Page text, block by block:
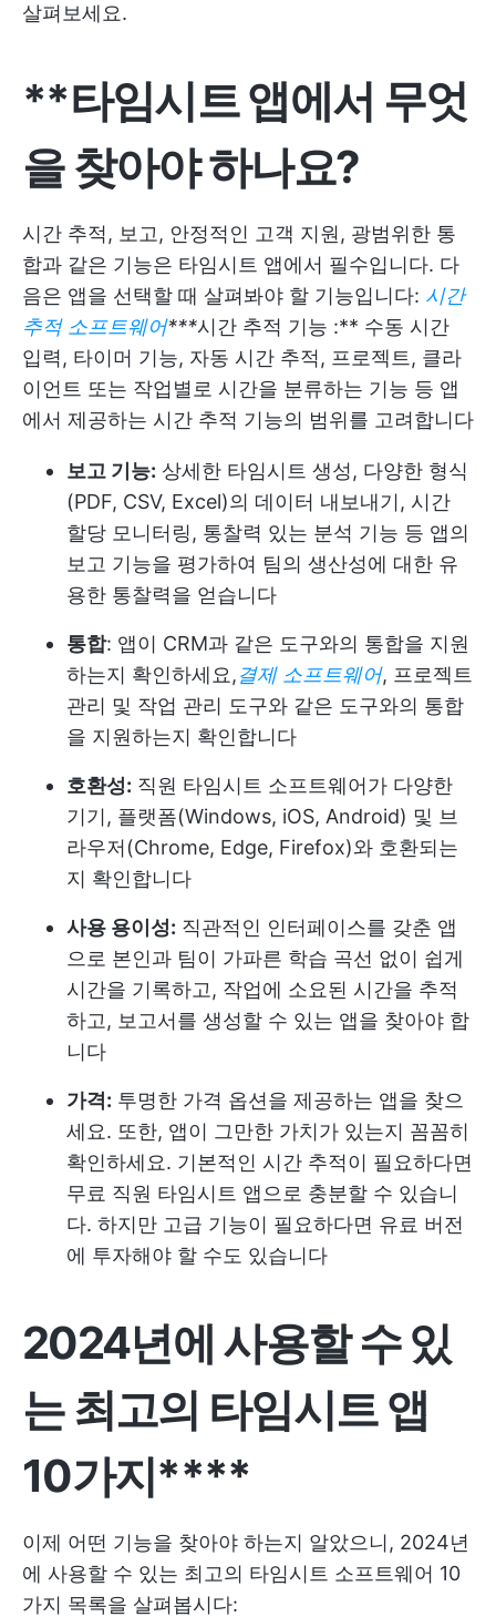
살펴보세요.
**타임시트 앱에서 무엇
을 찾아야 하나요?
시간 추적, 보고, 안정적인 고객 지원, 광범위한 통
합과 같은 기능은 타임시트 앱에서 필수입니다. 다
음은 앱을 선택할 때 살펴봐야 할 기능입니다: 시간
추적 소프트웨어***시간 추적 기능 :** 수동 시간
입력, 타이머 기능, 자동 시간 추적, 프로젝트, 클라
이언트 또는 작업별로 시간을 분류하는 기능 등 앱
에서 제공하는 시간 추적 기능의 범위를 고려합니다
보고 기능: 상세한 타임시트 생성, 다양한 형식
(PDF, CSV, Excel)의 데이터 내보내기, 시간
할당 모니터링, 통찰력 있는 분석 기능 등 앱의
보고 기능을 평가하여 팀의 생산성에 대한 유
용한 통찰력을 얻습니다
통합: 앱이 CRM과 같은 도구와의 통합을 지원
하는지 확인하세요,결제 소프트웨어, 프로젝트
관리 및 작업 관리 도구와 같은 도구와의 통합
을 지원하는지 확인합니다
호환성: 직원 타임시트 소프트웨어가 다양한
기기, 플랫폼(Windows, iOS, Android) 및 브
라우저(Chrome, Edge, Firefox)와 호환되는
지 확인합니다
사용 용이성: 직관적인 인터페이스를 갖춘 앱
으로 본인과 팀이 가파른 학습 곡선 없이 쉽게
시간을 기록하고, 작업에 소요된 시간을 추적
하고, 보고서를 생성할 수 있는 앱을 찾아야 합
니다
가격: 투명한 가격 옵션을 제공하는 앱을 찾으
세요. 또한, 앱이 그만한 가치가 있는지 꼼꼼히
확인하세요. 기본적인 시간 추적이 필요하다면
무료 직원 타임시트 앱으로 충분할 수 있습니
다. 하지만 고급 기능이 필요하다면 유료 버전
에 투자해야 할 수도 있습니다
2024년에 사용할 수 있
는 최고의 타임시트 앱
10가지****
이제 어떤 기능을 찾아야 하는지 알았으니, 2024년
에 사용할 수 있는 최고의 타임시트 소프트웨어 10
가지 목록을 살펴봅시다: